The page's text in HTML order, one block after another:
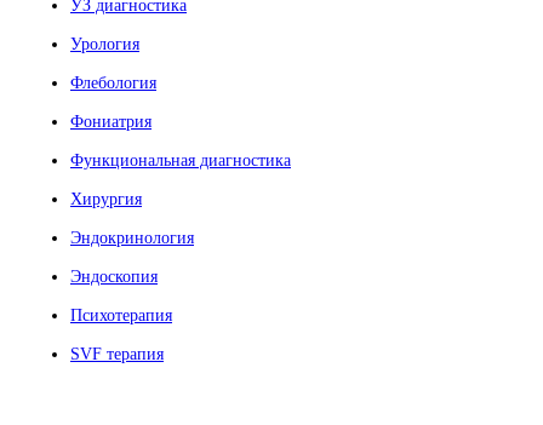
УЗ диагностика
Урология
Флебология
Фониатрия
Функциональная диагностика
Хирургия
Эндокринология
Эндоскопия
Психотерапия
SVF терапия